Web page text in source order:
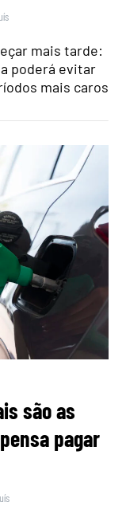
mais tarde:
poderá evitar
mais caros
são as
pagar